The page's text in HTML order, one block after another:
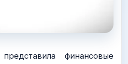
финансовые